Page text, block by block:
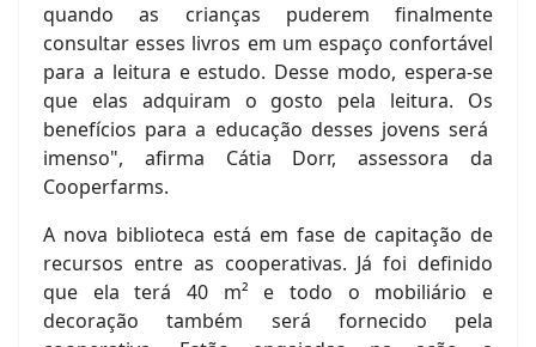
quando as crianças puderem finalmente
consultar esses livros em um espaço confortável
para a leitura e estudo. Desse modo, espera-se
que elas adquiram o gosto pela leitura. Os
benefícios para a educação desses jovens será
imenso", afirma Cátia Dorr, assessora da
Cooperfarms.
A nova biblioteca está em fase de capitação de
recursos entre as cooperativas. Já foi definido
que ela terá 40 m² e todo o mobiliário e
decoração também será fornecido pela